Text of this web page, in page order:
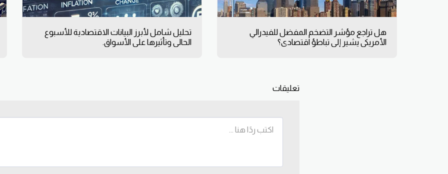
هل تراجع مؤشر التضخم المفضل للفيدرالي
الأمريكي يشير إلى تباطؤ اقتصادي؟
تحليل شامل لأبرز البيانات الاقتصادية للأسبوع
الحالي وتأثيرها على الأسواق.
تعليقات